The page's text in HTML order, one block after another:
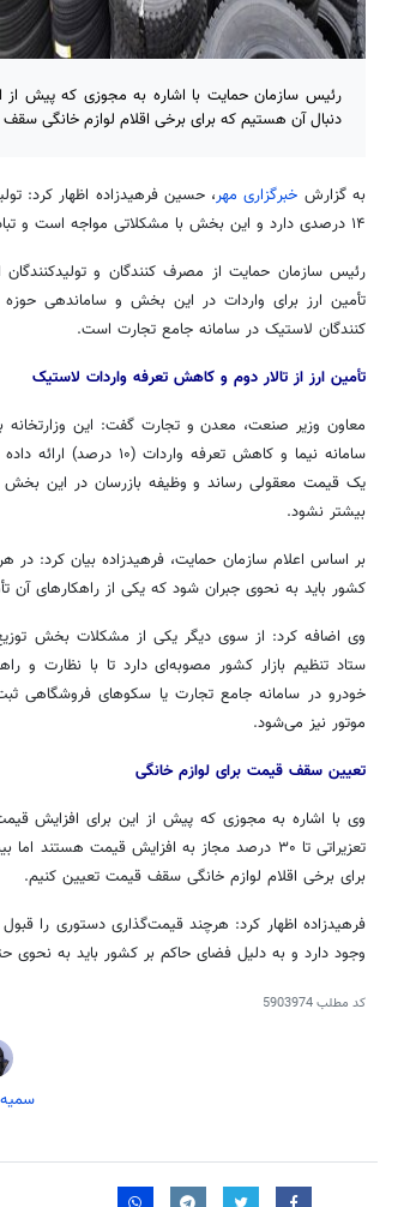
رئیس سازمان حمایت با اشاره به مجوزی که پیش
دنبال آن هستیم که برای برخی اقلام لوازم خانگی
به گزارش خبرگزاری مهر، حسینفرهیدزاده اظهار کرد:
۱۴ درصدی دارد و این بخش با مشکلاتی مواجه است و تبادل ارز در آن به سختی انجام می‌گیرد.
رئیس سازمان حمایت از مصرف کنندگان و
تأمین ارز برای واردات در این بخش و ساماندهی
کنندگان لاستیک در سامانه جامع تجارت است.
تأمین ارز از تالار دوم و کاهش تعرفه واردات لاستیک
معاون وزیر صنعت، معدن و تجارت گفت: این وزارتخانه
سامانه نیما و کاهش
یک قیمت معقولی رساند و وظیفه بازرسان در این
بیشتر نشود.
بر اساس اعلام سازمان حمایت، فرهیدزادهبیان کرد: در
کشور باید به نحوی جبران شود که یکی از راهکارهای
وی اضافه کرد: از سوی دیگر یکی از مشکلات بخش
ستاد تنظیم بازار کشور مصوبه‌ای دارد تا با نظارت و
خودرو در سامانه جامع تجارت یا سکوهای فروشگاهی
موتور نیز می‌شود.
تعیین سقف قیمت برای لوازم خانگی
وی با اشاره به مجوزی که پیش از این برای افزایش
تعزیراتی تا ۳۰ درصد مجاز به افزایش قیمت
برای برخی اقلام لوازم خانگی سقف قیمت تعیین کنیم.
فرهیدزاده اظهار کرد: هرچند قیمت‌گذاری دستوری را قبول
وجود دارد و به دلیل فضای حاکم بر کشور باید به نحوی
کد مطلب5903974